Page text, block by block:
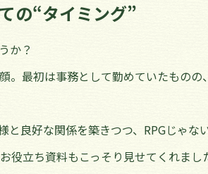
の“タイミング”
か？
最初は事務として勤めていたもの
良好な関係を築きつつ、RPGじゃ
立ち資料もこっそり見せてくれまし